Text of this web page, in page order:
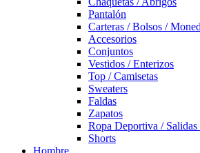
Pantalón
Carteras / Bolsos /
Accesorios
Conjuntos
Vestidos / Enterizos
Top / Camisetas
Sweaters
Faldas
Zapatos
Ropa Deportiva / Salidas
Shorts